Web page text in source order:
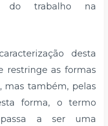
do trabalho na
desta
restringe as formas
mas também, pelas
forma, o termo
a ser uma